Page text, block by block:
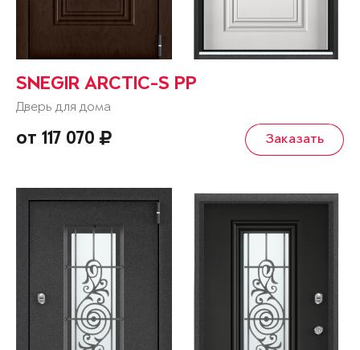
SNEGIR ARCTIC-S PP
Дверь для дома
от 117 070 Заказать